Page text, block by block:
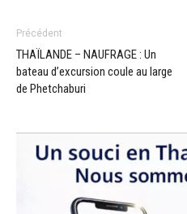
Précédent
THAÏLANDE – NAUFRAGE : Un
bateau d’excursion coule au large
de Phetchaburi